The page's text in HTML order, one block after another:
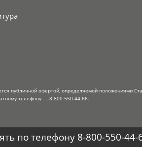
публичной офертой, определяемой положениями
телефону — 8-800-550-44-66.
по телефону 8-800-550-44-